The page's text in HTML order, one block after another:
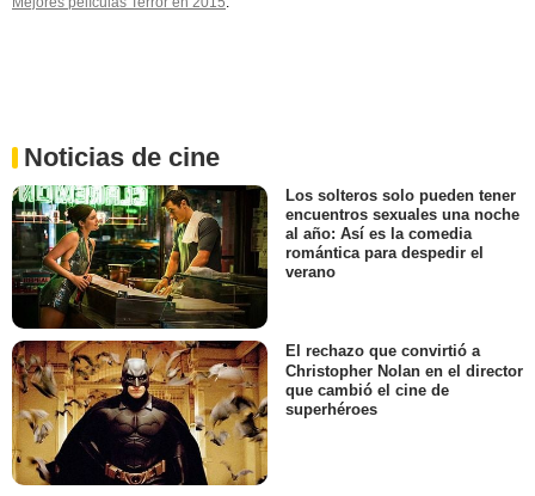
Noticias de cine
Los solteros solo pueden tener
encuentros sexuales una noche
al año: Así es la comedia
romántica para despedir el
verano
El rechazo que convirtió a
Christopher Nolan en el director
que cambió el cine de
superhéroes